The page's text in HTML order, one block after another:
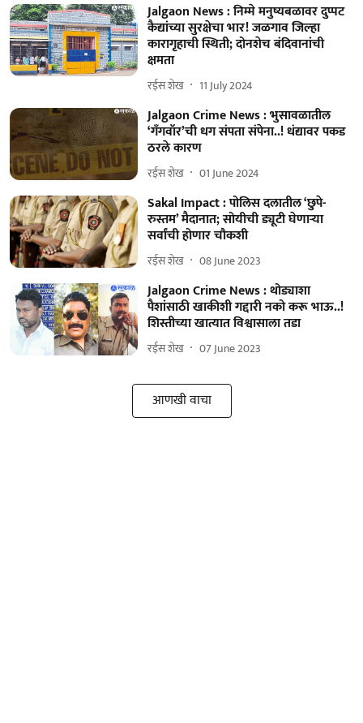
Jalgaon News : निम्मे मनुष्यबळावर दुप्पट
कैद्यांच्या सुरक्षेचा भार! जळगाव जिल्‍हा
कारागृहाची स्थिती; दोनशेच बंदिवानांची
क्षमता
रईस शेख 11 July 2024
Jalgaon Crime News : भुसावळातील
‘गँगवॉर’ची धग संपता संपेना..! धंद्यावर पकड
ठरले कारण
रईस शेख 01 June 2024
Sakal Impact : पोलिस दलातील ‘छुपे-
रुस्तम’ मैदानात; सोयीची ड्यूटी घेणाऱ्या
सर्वांची होणार चौकशी
रईस शेख 08 June 2023
Jalgaon Crime News : थोड्याशा
पैशांसाठी खाकीशी गद्दारी नको करू भाऊ..!
शिस्तीच्या खात्यात विश्वासाला तडा
रईस शेख 07 June 2023
आणखी वाचा